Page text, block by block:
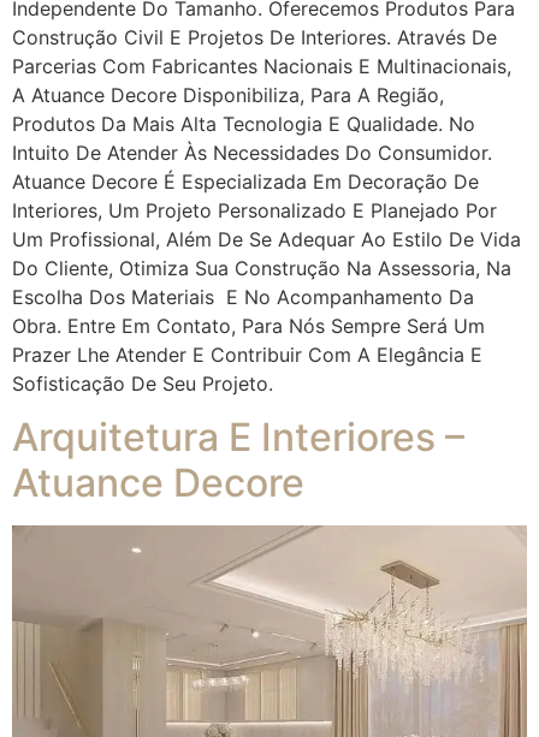
Independente Do Tamanho. Oferecemos Produtos Para
Construção Civil E Projetos De Interiores. Através De
Parcerias Com Fabricantes Nacionais E Multinacionais,
A Atuance Decore Disponibiliza, Para A Região,
Produtos Da Mais Alta Tecnologia E Qualidade. No
Intuito De Atender Às Necessidades Do Consumidor.
Atuance Decore É Especializada Em Decoração De
Interiores, Um Projeto Personalizado E Planejado Por
Um Profissional, Além De Se Adequar Ao Estilo De Vida
Do Cliente, Otimiza Sua Construção Na Assessoria, Na
Escolha Dos Materiais E No Acompanhamento Da
Obra. Entre Em Contato, Para Nós Sempre Será Um
Prazer Lhe Atender E Contribuir Com A Elegância E
Sofisticação De Seu Projeto.
Arquitetura E Interiores –
Atuance Decore